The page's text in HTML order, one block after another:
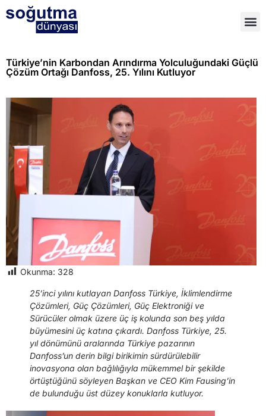
Türkiye’nin Karbondan Arındırma Yolculuğundaki Güçlü
Çözüm Ortağı Danfoss, 25. Yılını Kutluyor
Okunma: 328
25’inci yılını kutlayan Danfoss Türkiye, İklimlendirme
Çözümleri, Güç Çözümleri, Güç Elektroniği ve
Sürücüler olmak üzere üç iş kolunda son beş yılda
büyümesini üç katına çıkardı. Danfoss Türkiye, 25.
yıl dönümünü aralarında Türkiye pazarının
Danfoss’un derin bilgi birikimin sürdürülebilir
inovasyona olan bağlılığıyla mükemmel bir şekilde
örtüştüğünü söyleyen Başkan ve CEO Kim Fausing’in
de bulunduğu üst düzey konuklarla kutluyor.